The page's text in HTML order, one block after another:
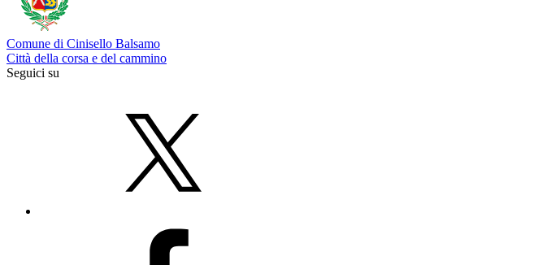
Comune di Cinisello Balsamo
Città della corsa e del cammino
Seguici su